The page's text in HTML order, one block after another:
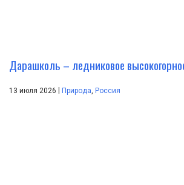
Дарашколь – ледниковое
13 июля 2026 | Природа Россия